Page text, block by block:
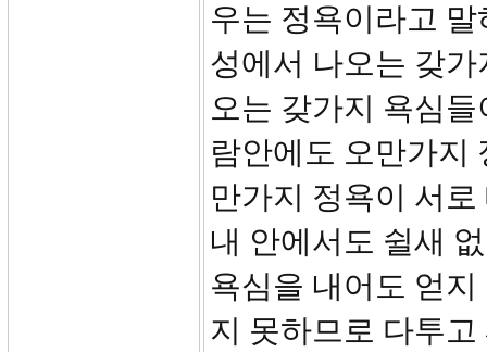
우는 정욕이라고
성에서 나오는 갖
오는 갖가지 욕심
람안에도 오만가지
만가지 정욕이 서
내 안에서도 쉴새
욕심을 내어도 얻
지 못하므로 다투